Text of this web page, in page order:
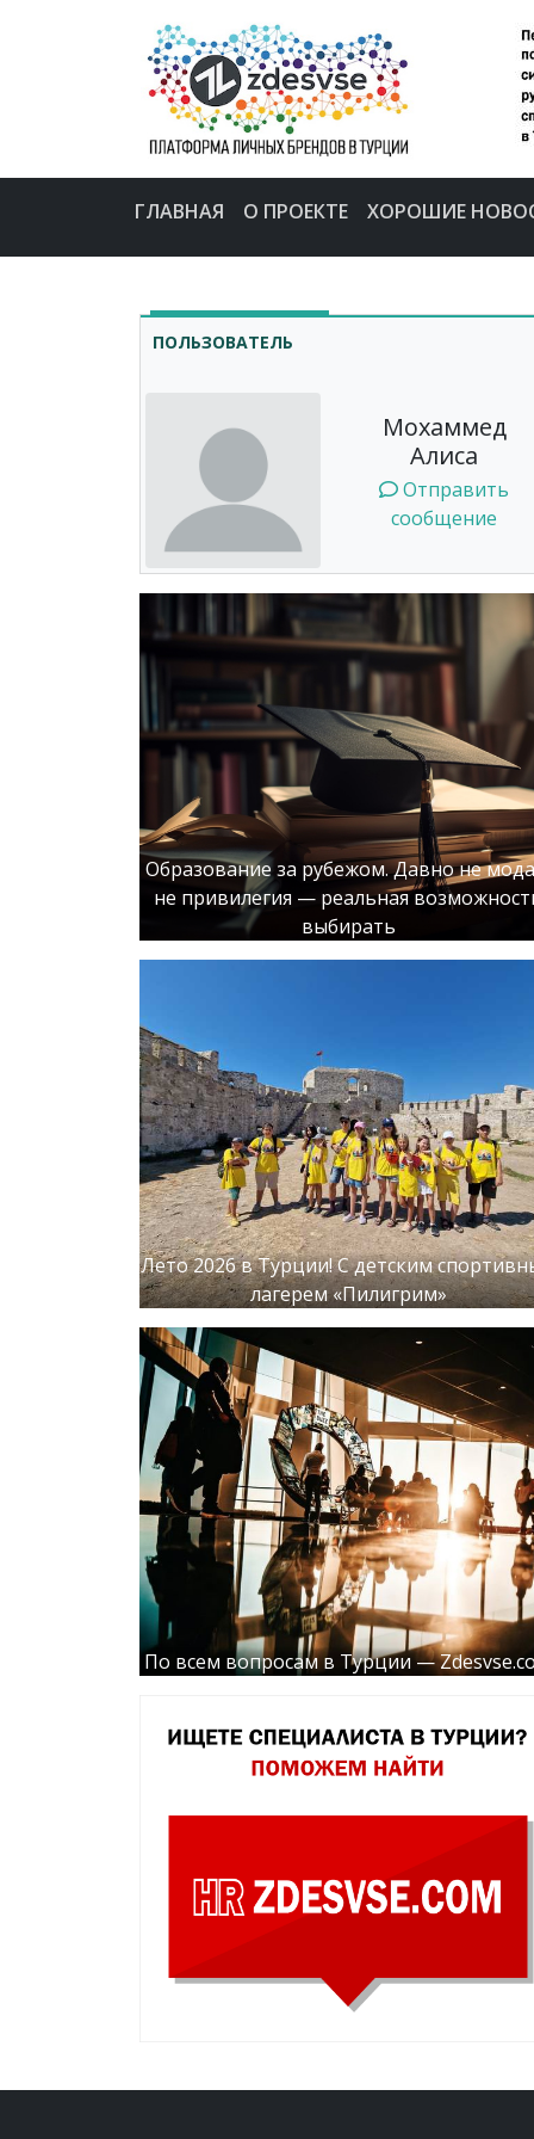
ГЛАВНАЯ О ПРОЕКТЕ ХОРОШИЕ
ПОЛЬЗОВАТЕЛЬ
Мохаммед
Алиса
Отправить
сообщение
Образование за рубежом. Давно не
не привилегия — реальная
выбирать
Лето 2026 в Турции! С детским
лагерем «Пилигрим»
По всем вопросам в Турции —